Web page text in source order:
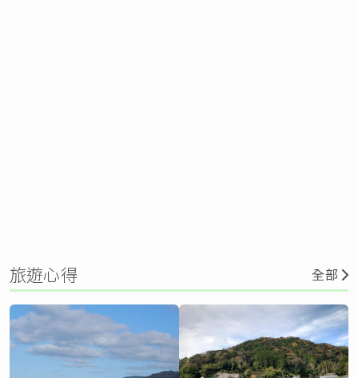
旅遊心得 全部